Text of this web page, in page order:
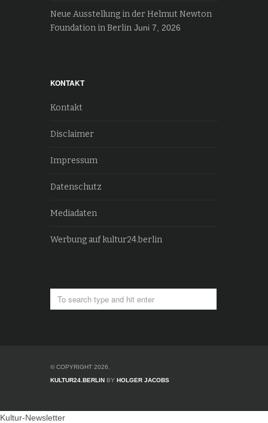
Neue Ausstellung in der Helmut Newton
Foundation in Berlin Juni 7, 2026
KONTAKT
Kontakt
Disclaimer
Impressum
Datenschutz
Mediadaten
Werbung auf kultur24.berlin
© COPYRIGHT 2026.
KULTUR24.BERLINBY HOLGER JACOBS
Kultur-Newsletter